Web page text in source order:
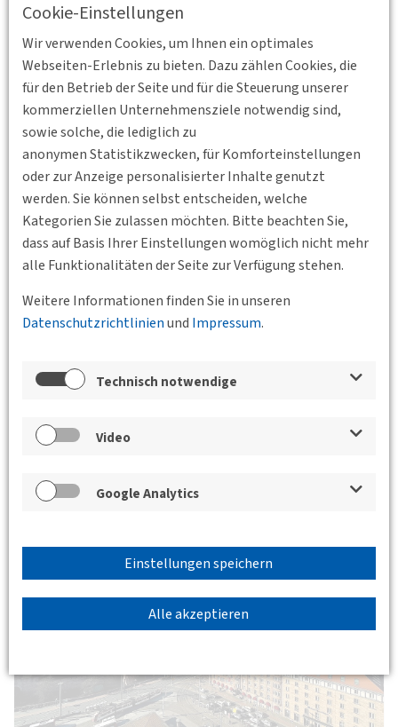
Cookie-Einstellungen
Wir verwenden Cookies, um Ihnen ein optimales
Webseiten-Erlebnis zu bieten. Dazu zählen Cookies, die
für den Betrieb der Seite und für die Steuerung unserer
kommerziellen Unternehmensziele notwendig sind,
sowie solche, die lediglich zu
anonymen Statistikzwecken, für Komforteinstellungen
oder zur Anzeige personalisierter Inhalte genutzt
werden. Sie können selbst entscheiden, welche
Kategorien Sie zulassen möchten. Bitte beachten Sie,
dass auf Basis Ihrer Einstellungen womöglich nicht mehr
alle Funktionalitäten der Seite zur Verfügung stehen.
Weitere Informationen finden Sie in unseren
Datenschutzrichtlinienund Impressum.
Technisch notwendige
Video
Google Analytics
Einstellungen speichern
Alle akzeptieren
Zurück
Veranstaltungen der Bundesgeschäftsstelle,
Zur Genese der autogerechten Stadt
24.04.2025 17:30 - 19:00
Keßlerplatz 12, 90489 Nürnberg Fakultät
Nordbayern